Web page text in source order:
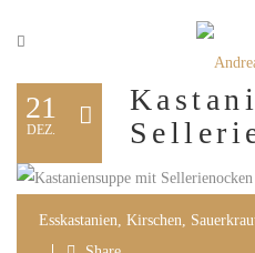
21
DEZ.
Esskastanien, Kirschen,